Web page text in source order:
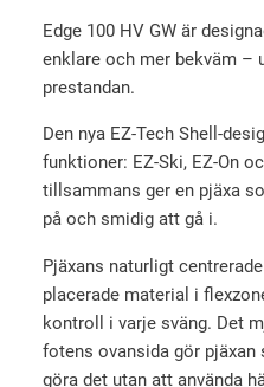
H
V
m
n
g
d
Edge 100 HV GW är
enklare och mer bekväm –
prestandan.
Den nya EZ-Tech Shell-
funktioner: EZ-Ski, EZ-On
tillsammans ger en pjäxa
på och smidig att gå i.
Pjäxans naturligt
placerade material i
kontroll i varje sväng. Det
fotens ovansida gör
göra det utan att använda